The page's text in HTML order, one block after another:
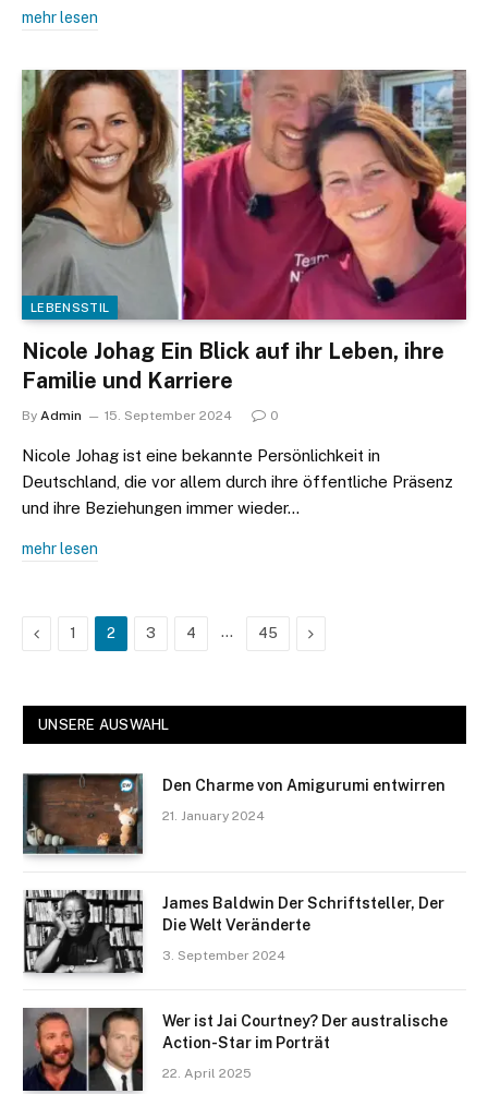
mehr lesen
LEBENSSTIL
Nicole Johag Ein Blick auf ihr Leben, ihre
Familie und Karriere
By Admin 15. September 2024 0
Nicole Johag ist eine bekannte Persönlichkeit in
Deutschland, die vor allem durch ihre öffentliche Präsenz
und ihre Beziehungen immer wieder…
mehr lesen
Previous
1 2 3 4 … 45 Next
UNSERE AUSWAHL
Den Charme von Amigurumi entwirren
21. January 2024
James Baldwin Der Schriftsteller, Der
Die Welt Veränderte
3. September 2024
Wer ist Jai Courtney? Der australische
Action-Star im Porträt
22. April 2025